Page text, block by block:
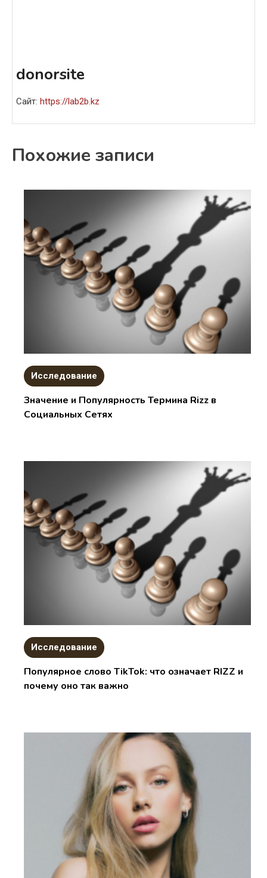
donorsite
Сайт: https://lab2b.kz
Похожие записи
Исследование
Значение и Популярность Термина Rizz в
Социальных Сетях
Исследование
Популярное слово TikTok: что означает RIZZ и
почему оно так важно